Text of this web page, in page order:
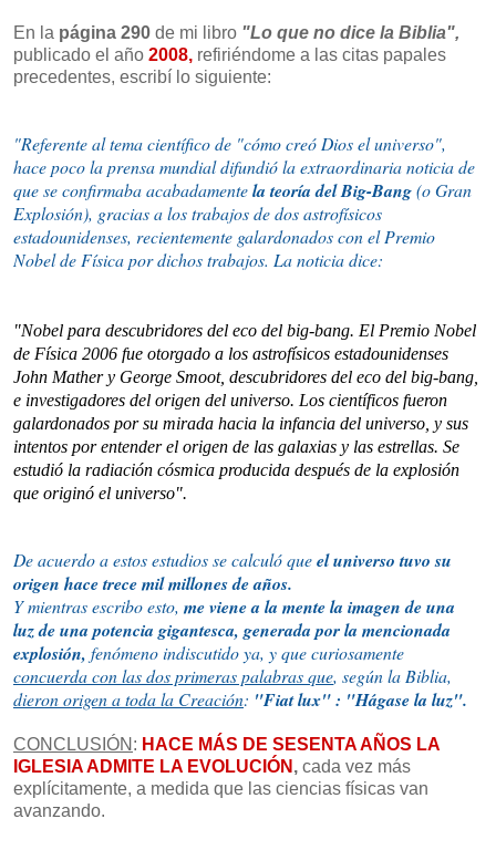
En la página 290 de mi libro "Lo que no dice la Biblia",
publicado el año 2008, refiriéndome a las citas papales
precedentes, escribí lo siguiente:
"Referente al tema científico de "cómo creó Dios el universo",
hace poco la prensa mundial difundió la extraordinaria noticia de
que se confirmaba acabadamentela teoría del Big-Bang(o Gran
Explosión), gracias a los trabajos de dos astrofísicos
estadounidenses, recientemente galardonados con el Premio
Nobel de Física por dichos trabajos. La noticia dice:
"Nobel para descubridores del eco del big-bang. El Premio Nobel
de Física 2006 fue otorgado a los astrofísicos estadounidenses
John Mather y George Smoot, descubridores del eco del big-bang,
e investigadores del origen del universo. Los científicos fueron
galardonados por su mirada hacia la infancia del universo, y sus
intentos por entender el origen de las galaxias y las estrellas. Se
estudió la radiación cósmica producida después de la explosión
que originó el universo".
De acuerdo a estos estudios se calculó queel universo tuvo su
origen hace trece mil millones de años.
Y mientras escribo esto, me viene a la mente la imagen de una
luz de una potencia gigantesca, generada por la mencionada
explosión, fenómeno indiscutido ya, y que curiosamente
concuerda con las dos primeras palabras que, según la Biblia,
dieron origen a toda la Creación: "Fiat lux" : "Hágase la luz".
CONCLUSIÓN : HACE MÁS DE SESENTA AÑOS LA
IGLESIA ADMITE LA EVOLUCIÓN , cada vez más
explícitamente, a medida que las ciencias físicas van
avanzando.